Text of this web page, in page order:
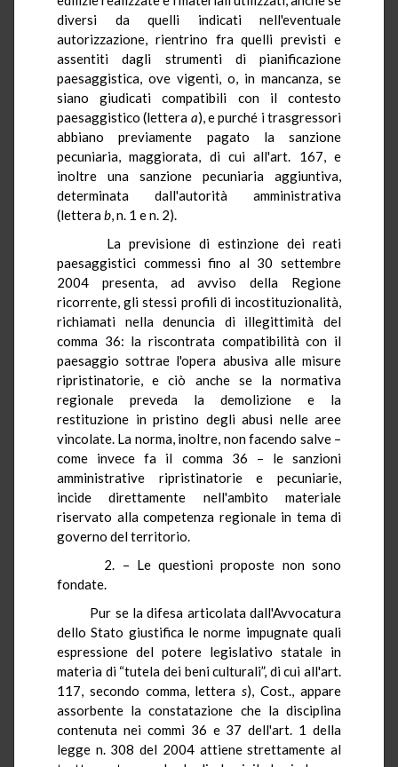
diversi da quelli indicati nell'eventuale
autorizzazione, rientrino fra quelli previsti e
assentiti dagli strumenti di pianificazione
paesaggistica, ove vigenti, o, in mancanza, se
siano giudicati compatibili con il contesto
paesaggistico (lettera a), e purché i trasgressori
abbiano previamente pagato la sanzione
pecuniaria, maggiorata, di cui all'art. 167, e
inoltre una sanzione pecuniaria aggiuntiva,
determinata dall'autorità amministrativa
(letterab, n. 1 e n. 2).
La previsione di estinzione dei reati
paesaggistici commessi fino al 30 settembre
2004 presenta, ad avviso della Regione
ricorrente, gli stessi profili di incostituzionalità,
richiamati nella denuncia di illegittimità del
comma 36: la riscontrata compatibilità con il
paesaggio sottrae l'opera abusiva alle misure
ripristinatorie, e ciò anche se la normativa
regionale preveda la demolizione e la
restituzione in pristino degli abusi nelle aree
vincolate. La norma, inoltre, non facendo salve –
come invece fa il comma 36 – le sanzioni
amministrative ripristinatorie e pecuniarie,
incide direttamente nell'ambito materiale
riservato alla competenza regionale in tema di
governo del territorio.
2. – Le questioni proposte non sono
fondate.
Pur se la difesa articolata dall'Avvocatura
dello Stato giustifica le norme impugnate quali
espressione del potere legislativo statale in
materia di “tutela dei beni culturali”, di cui all'art.
117, secondo comma, letteras), Cost., appare
assorbente la constatazione che la disciplina
contenuta nei commi 36 e 37 dell'art. 1 della
legge n. 308 del 2004 attiene strettamente al